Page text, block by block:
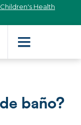
Health
baño?